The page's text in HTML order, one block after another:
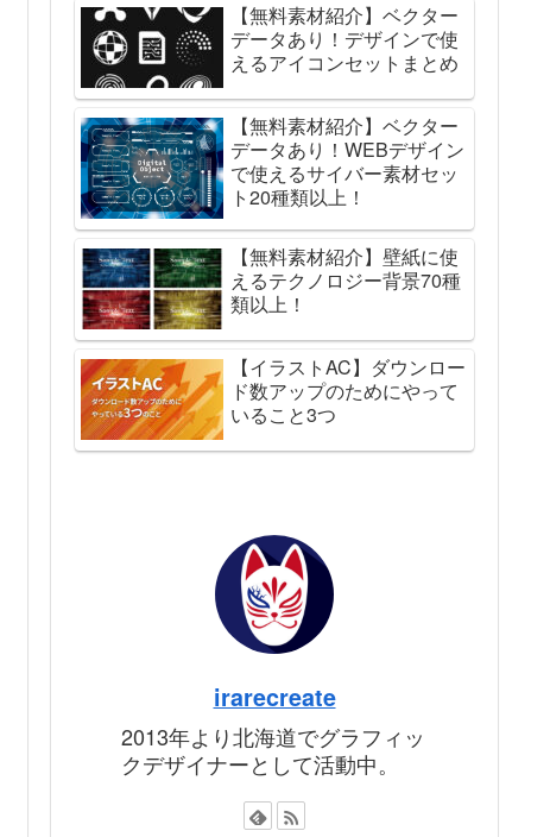
【無料素材紹介】ベクター
データあり！デザインで使
えるアイコンセットまとめ
【無料素材紹介】ベクター
データあり！WEBデザイン
で使えるサイバー素材セッ
ト20種類以上！
【無料素材紹介】壁紙に使
えるテクノロジー背景70種
類以上！
【イラストAC】ダウンロー
ド数アップのためにやって
いること3つ
irarecreate
2013年より北海道でグラフィッ
クデザイナーとして活動中。